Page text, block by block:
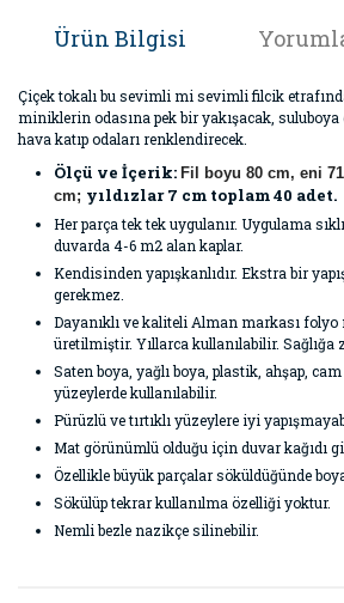
Ürün Bilgisi
Çiçek tokalı bu sevimli mi sevimli filcik
miniklerin odasına pek bir yakışacak,
hava katıp odaları renklendirecek.
Ölçü ve İçerik: Fil boyu 80 cm, eni
cm; yıldızlar 7 cm toplam 40 adet.
Her parça tek tek uygulanır. Uygulama
duvarda 4-6 m2 alan kaplar.
Kendisinden yapışkanlıdır. Ekstra bir
gerekmez.
Dayanıklı ve kaliteli Alman markası folyo
üretilmiştir. Yıllarca kullanılabilir. Sağlığa
Saten boya, yağlı boya, plastik, ahşap,
yüzeylerde kullanılabilir.
Pürüzlü ve tırtıklı yüzeylere iyi
Mat görünümlü olduğu için duvar kağıdı
Özellikle büyük parçalar söküldüğünde
Sökülüp tekrar kullanılma özelliği yoktur.
Nemli bezle nazikçe silinebilir.